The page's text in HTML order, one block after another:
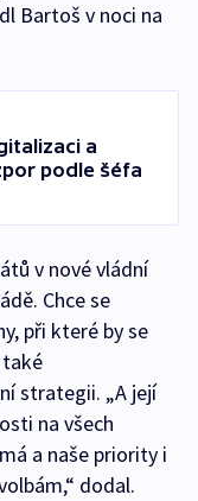
Bartoš v noci na
a
podle šéfa
v nové vládní
Chce se
při které by se
strategii. „A její
na všech
a naše priority i
dodal.